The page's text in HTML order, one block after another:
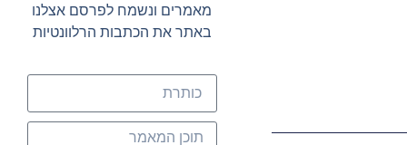
מאמרים ונשמח לפרסם אצלנו
באתר את הכתבות הרלוונטיות